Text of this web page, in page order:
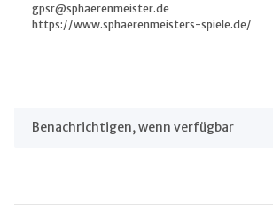
gpsr@sphaerenmeister.de
https://www.sphaerenmeisters-spiele.de/
Benachrichtigen, wenn verfügbar